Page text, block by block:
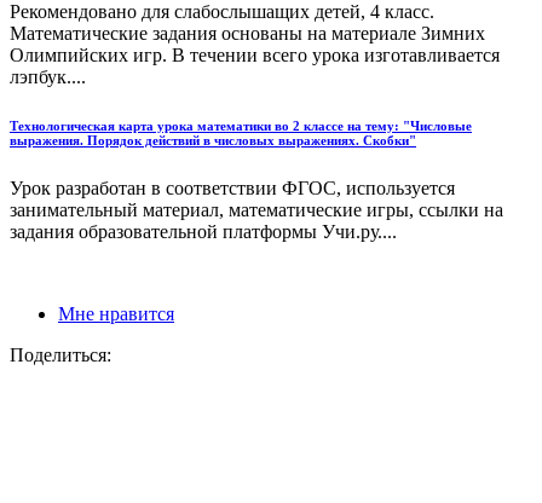
Рекомендовано для слабослышащих детей, 4 класс.
Математические задания основаны на материале Зимних
Олимпийских игр. В течении всего урока изготавливается
лэпбук....
Технологическая карта урока математики во 2 классе на тему: "Числовые
выражения. Порядок действий в числовых выражениях. Скобки"
Урок разработан в соответствии ФГОС, используется
занимательный материал, математические игры, ссылки на
задания образовательной платформы Учи.ру....
Мне нравится
Поделиться: